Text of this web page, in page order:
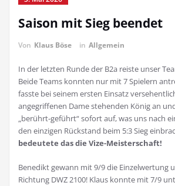
Saison mit Sieg beendet
Von Klaus Böse in Allgemein
In der letzten Runde der B2a reiste unser
Beide Teams konnten nur mit 7 Spielern
fasste bei seinem ersten Einsatz
angegriffenen Dame stehenden König an
„berührt-geführt“ sofort auf, was uns nach
den einzigen Rückstand beim 5:3 Sieg
bedeutete das die Vize-Meisterschaft!
Benedikt gewann mit 9/9 die Einzelwertung
Richtung DWZ 2100! Klaus konnte mit 7/9